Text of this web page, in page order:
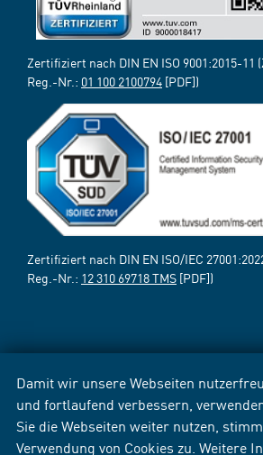
Damit wir unsere Webseiten
und fortlaufend verbessern,
Sie die Webseiten weiter nutzen,
Verwendung von Cookies zu. Weitere
Zertifiziert nach DIN EN ISO 9001:2015-11
Reg.-Nr.: 01 100 2100794 [PDF])
Zertifiziert nach DIN EN ISO/IEC
Reg.-Nr.: 12 310 69718 TMS [PDF])